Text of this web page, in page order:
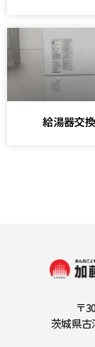
給湯器交
〒
茨城県古